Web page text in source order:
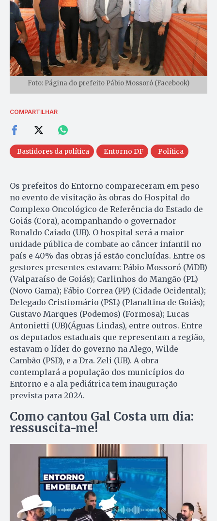
Foto: Página do prefeito Pábio Mossoró (Facebook)
COMPARTILHAR
Bastidores da política Entorno DF Política
Os prefeitos do Entorno compareceram em peso
no evento de visitação às obras do Hospital do
Complexo Oncológico de Referência do Estado de
Goiás (Cora), acompanhando o governador
Ronaldo Caiado (UB). O hospital será a maior
unidade pública de combate ao câncer infantil no
país e 40% das obras já estão concluídas. Entre os
gestores presentes estavam: Pábio Mossoró (MDB)
(Valparaíso de Goiás); Carlinhos do Mangão (PL)
(Novo Gama); Fábio Correa (PP) (Cidade Ocidental);
Delegado Cristiomário (PSL) (Planaltina de Goiás);
Gustavo Marques (Podemos) (Formosa); Lucas
Antonietti (UB)(Águas Lindas), entre outros. Entre
os deputados estaduais que representam a região,
estavam o líder do governo na Alego, Wilde
Cambão (PSD), e a Dra. Zeli (UB). A obra
contemplará a população dos municípios do
Entorno e a ala pediátrica tem inauguração
prevista para 2024.
Como cantou Gal Costa um dia:
ressuscita-me!